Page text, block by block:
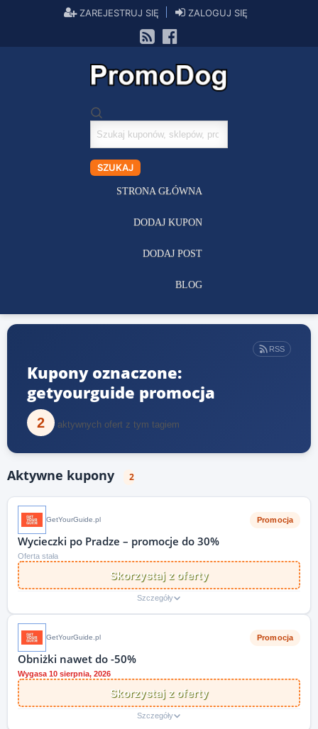
ZAREJESTRUJ SIĘ ZALOGUJ SIĘ
Szukaj
kuponów
SZUKAJ
STRONA GŁÓWNA
DODAJ KUPON
DODAJ POST
BLOG
RSS
Kupony oznaczone:
getyourguide promocja
2 aktywnych ofert z tym tagiem
Aktywne kupony 2
GetYourGuide.pl Promocja
Wycieczki po Pradze – promocje do 30%
Oferta stała
Skorzystaj z oferty
Szczegóły
GetYourGuide.pl Promocja
Obniżki nawet do -50%
Wygasa 10 sierpnia, 2026
Skorzystaj z oferty
Szczegóły